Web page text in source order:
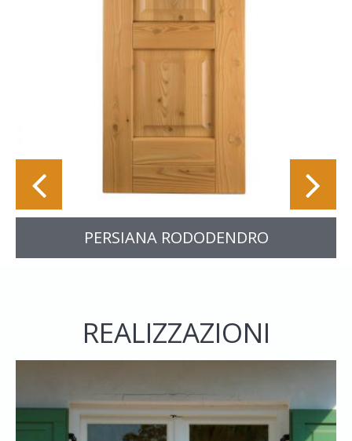
PERSIANA RODODENDRO
REALIZZAZIONI